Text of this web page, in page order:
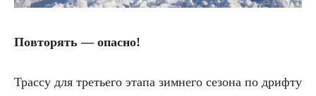
Повторять — опасно!
Трассу для третьего этапа зимнего сезона по дрифту